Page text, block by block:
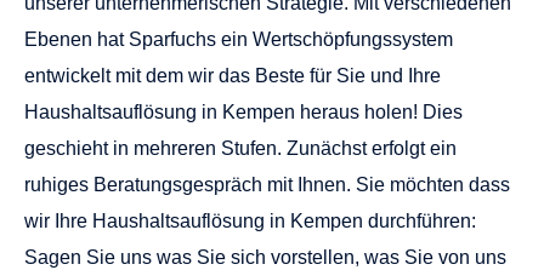
Ebenen hat Sparfuchs ein Wertschöpfungssystem
entwickelt mit dem wir das Beste für Sie und Ihre
Haushaltsauflösung in Kempen heraus holen! Dies
geschieht in mehreren Stufen. Zunächst erfolgt ein
ruhiges Beratungsgespräch mit Ihnen. Sie möchten dass
wir Ihre Haushaltsauflösung in Kempen durchführen:
Sagen Sie uns was Sie sich vorstellen, was Sie von uns